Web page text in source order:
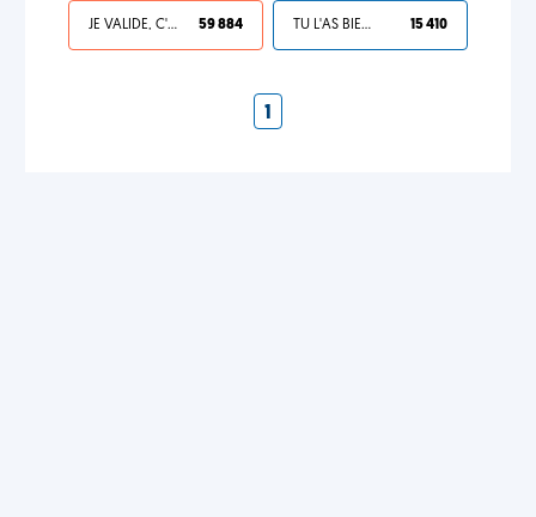
JE VALIDE, C'EST UNE VDM 59 884 TU L'AS BIEN MÉRITÉ 15 410
1